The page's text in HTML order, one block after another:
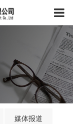
首
产
关
媒体报道